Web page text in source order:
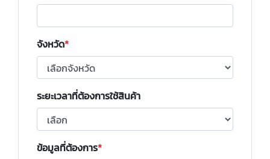
จังหวัด
ระยะเวลาที่ต้องการใช้สินค้า
ข้อมูลที่ต้องการ